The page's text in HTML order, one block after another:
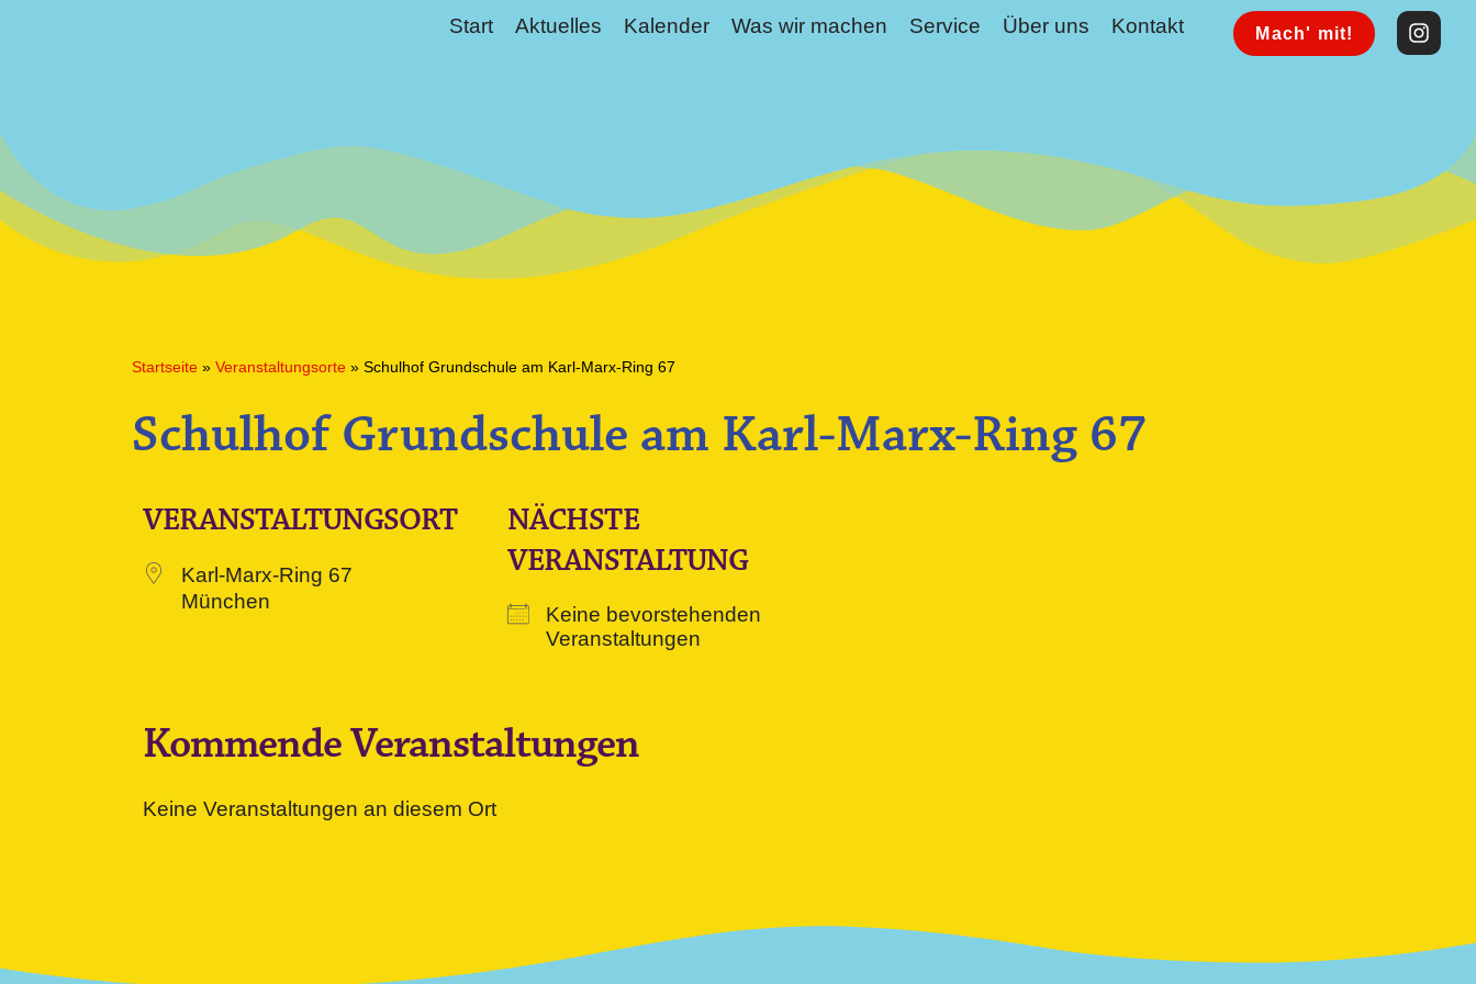
Start Aktuelles Kalender Was wir machen Service Über uns Kontakt Mach' mit!
Startseite » Veranstaltungsorte » Schulhof Grundschule am Karl-Marx-Ring 67
Schulhof Grundschule am Karl-Marx-Ring 67
VERANSTALTUNGSORT
Karl-Marx-Ring 67
München
NÄCHSTE
VERANSTALTUNG
Keine bevorstehenden
Veranstaltungen
Kommende Veranstaltungen
Keine Veranstaltungen an diesem Ort